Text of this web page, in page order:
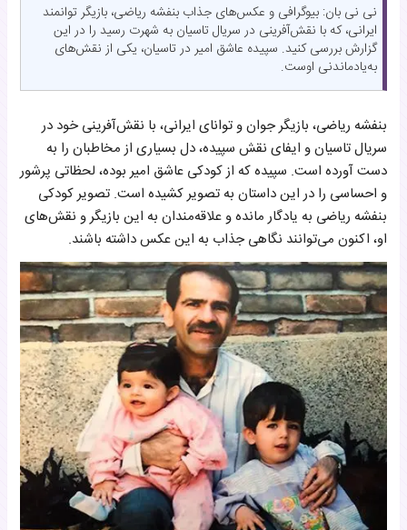
نی نی بان: بیوگرافی و عکس‌های جذاب بنفشه ریاضی، بازیگر توانمند
ایرانی، که با نقش‌آفرینی در سریال تاسیان به شهرت رسید را در این
گزارش بررسی کنید. سپیده عاشق امیر در تاسیان، یکی از نقش‌های
به‌یادماندنی اوست.
بنفشه ریاضی، بازیگر جوان و توانای ایرانی، با نقش‌آفرینی خود در
سریال تاسیان و ایفای نقش سپیده، دل بسیاری از مخاطبان را به
دست آورده است. سپیده که از کودکی عاشق امیر بوده، لحظاتی پرشور
و احساسی را در این داستان به تصویر کشیده است. تصویر کودکی
بنفشه ریاضی به یادگار مانده و علاقه‌مندان به این بازیگر و نقش‌های
او، اکنون می‌توانند نگاهی جذاب به این عکس داشته باشند.